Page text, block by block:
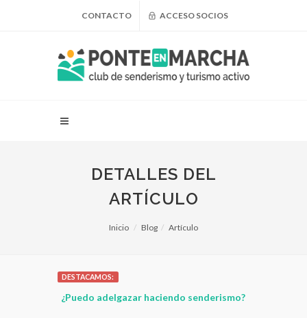
CONTACTO ACCESO SOCIOS
DETALLES DEL
ARTÍCULO
Inicio Blog Artículo
DESTACAMOS:
¿Puedo adelgazar haciendo senderismo?